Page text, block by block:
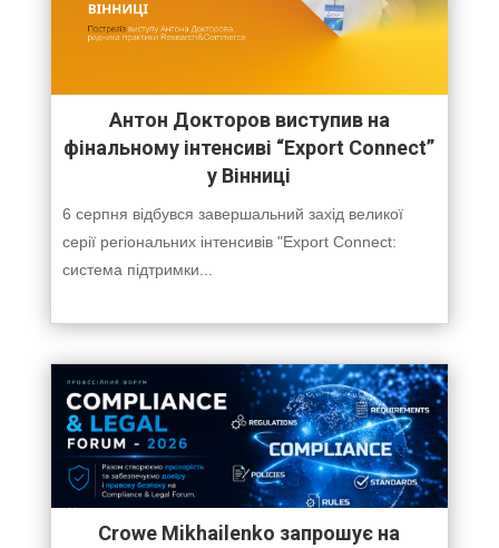
Антон Докторов виступив на
фінальному інтенсиві “Export Connect”
у Вінниці
6 серпня відбувся завершальний захід великої
серії регіональних інтенсивів "Export Connect:
система підтримки...
Crowe Mikhailenko запрошує на